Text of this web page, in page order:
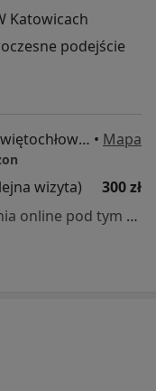
Katowicach
podejście
Marii Dulcissimy Hoffmann 7, Świętochłowice • Mapa
wizyta)
300 zł
Specjalista nie oferuje umawiania online pod tym adresem.